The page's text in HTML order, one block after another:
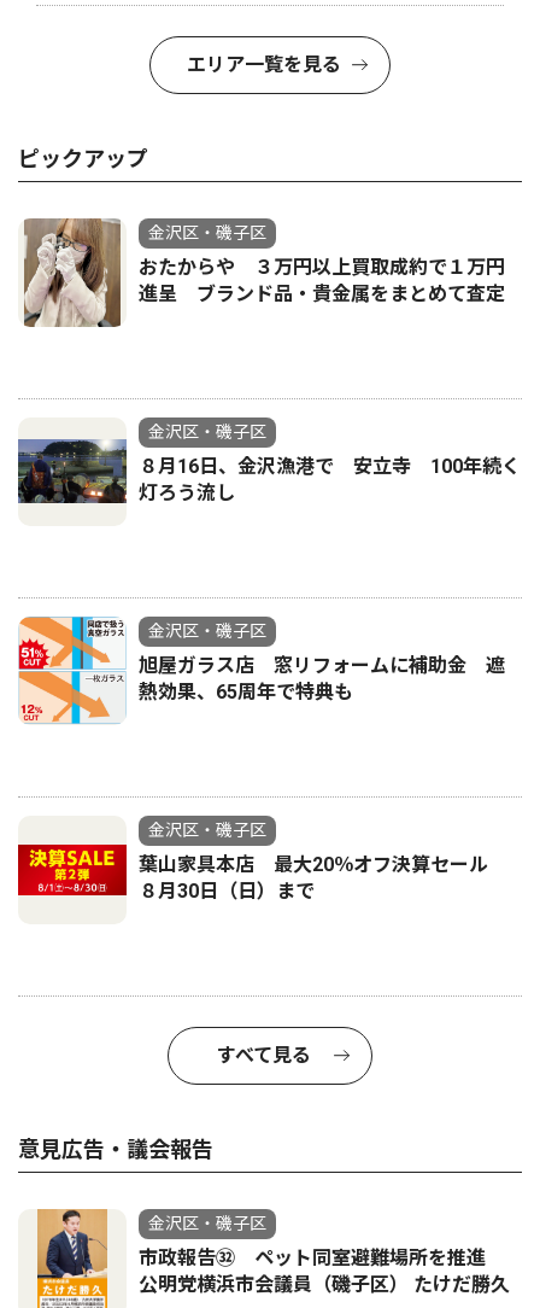
エリア一覧を見る
ピックアップ
金沢区・磯子区
おたからや ３万円以上買取成約で１万円
進呈 ブランド品・貴金属をまとめて査定
金沢区・磯子区
８月16日、金沢漁港で 安立寺 100年続く
灯ろう流し
金沢区・磯子区
旭屋ガラス店 窓リフォームに補助金 遮
熱効果、65周年で特典も
金沢区・磯子区
葉山家具本店 最大20％オフ決算セール
８月30日（日）まで
すべて見る
意見広告・議会報告
金沢区・磯子区
市政報告㉜ ペット同室避難場所を推進
公明党横浜市会議員（磯子区） たけだ勝久